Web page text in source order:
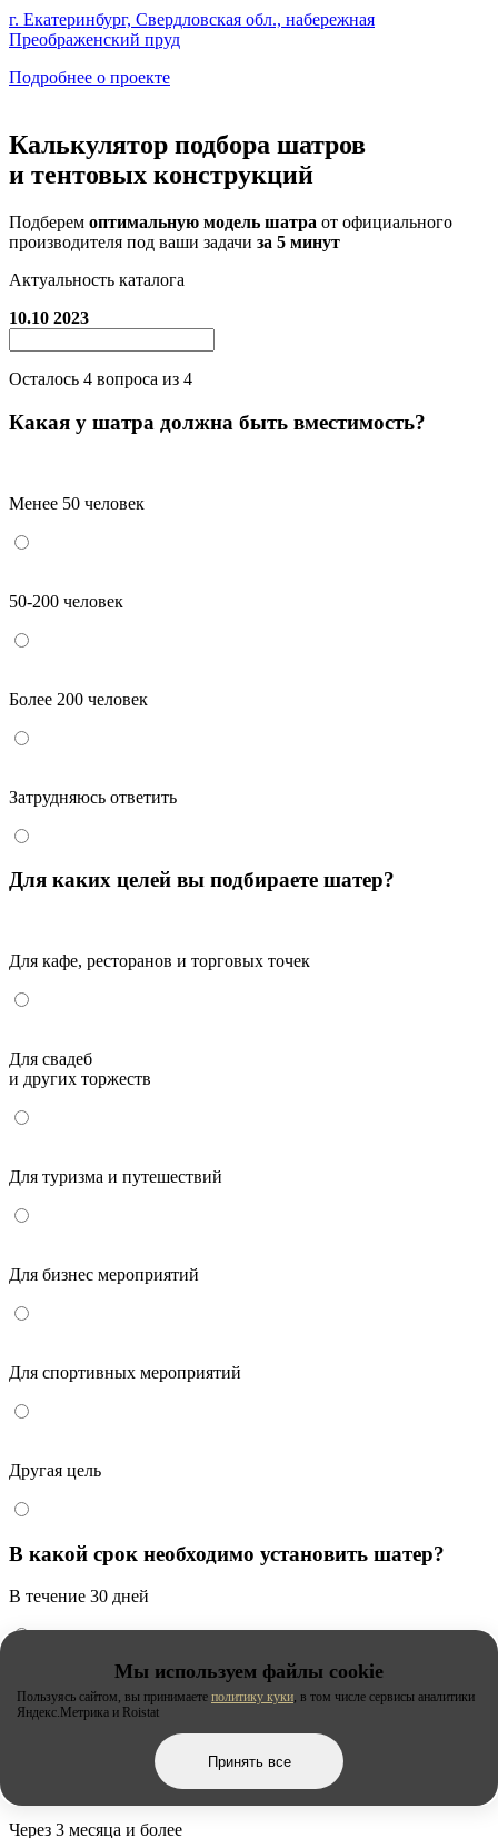
г. Екатеринбург, Свердловская обл., набережная
Преображенский пруд
Подробнее о проекте
Калькулятор подбора шатров
и тентовых конструкций
Подберем оптимальную модель шатра от официального
производителя под ваши задачи за 5 минут
Актуальность каталога
10.10 2023
Осталось 4 вопроса из 4
Какая у шатра должна быть вместимость?
Менее 50 человек
50-200 человек
Более 200 человек
Затрудняюсь ответить
Для каких целей вы подбираете шатер?
Для кафе, ресторанов и торговых точек
Для свадеб
и других торжеств
Для туризма и путешествий
Для бизнес мероприятий
Для спортивных мероприятий
Другая цель
В какой срок необходимо установить шатер?
В течение 30 дней
В течение 1-2 месяцев
В течение 2-3 месяцев
Через 3 месяца и более
Мы используем файлы cookie
Пользуясь сайтом, вы принимаете политику куки, в том числе сервисы аналитики
Яндекс.Метрика и Roistat
Принять все